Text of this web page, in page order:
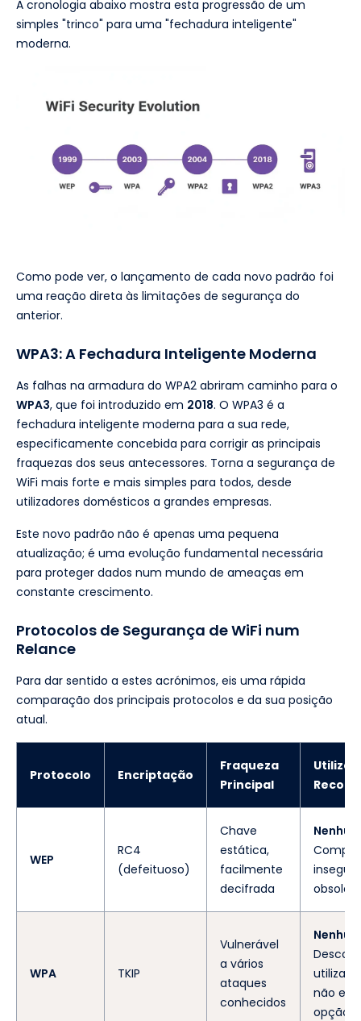
A cronologia abaixo mostra esta progressão de um
simples "trinco" para uma "fechadura inteligente"
moderna.
Como pode ver, o lançamento de cada novo padrão foi
uma reação direta às limitações de segurança do
anterior.
WPA3: A Fechadura Inteligente Moderna
As falhas na armadura do WPA2 abriram caminho para o
WPA3, que foi introduzido em 2018. O WPA3 é a
fechadura inteligente moderna para a sua rede,
especificamente concebida para corrigir as principais
fraquezas dos seus antecessores. Torna a segurança de
WiFi mais forte e mais simples para todos, desde
utilizadores domésticos a grandes empresas.
Este novo padrão não é apenas uma pequena
atualização; é uma evolução fundamental necessária
para proteger dados num mundo de ameaças em
constante crescimento.
Protocolos de Segurança de WiFi num
Relance
Para dar sentido a estes acrónimos, eis uma rápida
comparação dos principais protocolos e da sua posição
atual.
Protocolo Encriptação
Fraqueza
Principal
WEP
RC4
(defeituoso)
Chave
estática,
facilmente
decifrada
WPA TKIP
Vulnerável
a vários
ataques
conhecidos
utilizar
não
opção.